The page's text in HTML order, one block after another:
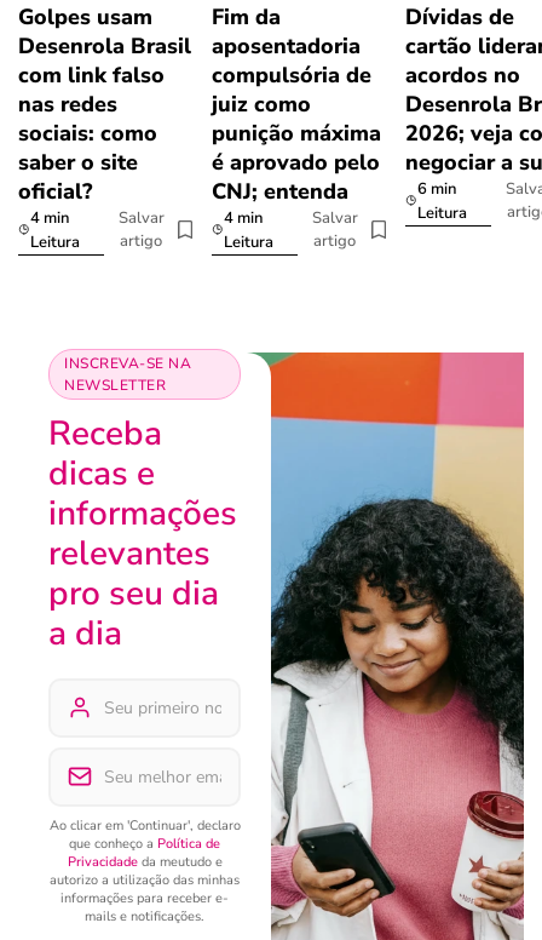
Golpes usam
Desenrola Brasil
com link falso
nas redes
sociais: como
saber o site
oficial?
4 min
Leitura
Salvar
artigo
Fim da
aposentadoria
compulsória de
juiz como
punição máxima
é aprovado pelo
CNJ; entenda
4 min
Leitura
Salvar
artigo
Dívidas de
cartão
acordos no
Desenrola
2026; veja
negociar a
6 min
Leitura
INSCREVA-SE NA
NEWSLETTER
Receba
dicas e
informações
relevantes
pro seu dia
a dia
Ao clicar em 'Continuar', declaro
que conheço a Política de
Privacidadeda meutudo e
autorizo a utilização das minhas
informações para receber e-
mails e notificações.